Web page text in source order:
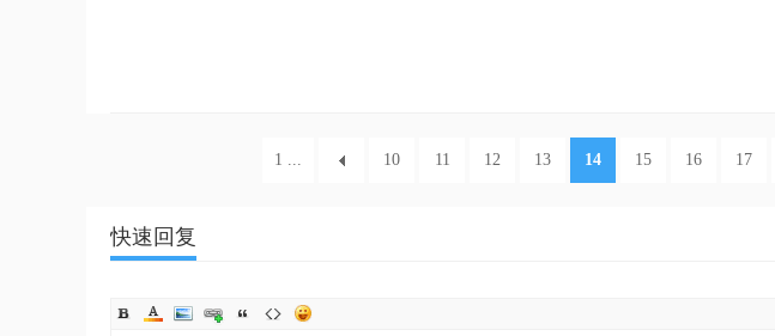
1 ... 10 11 12 13 14 15 16 17
快速回复